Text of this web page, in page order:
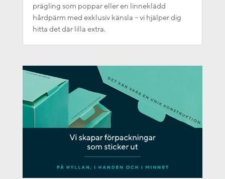
prägling som poppar eller en linneklädd
hårdpärm med exklusiv känsla – vi hjälper dig
hitta det där lilla extra.